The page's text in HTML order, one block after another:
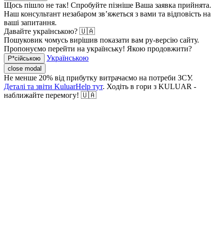
Щось пішло не так! Спробуйте пізніше Ваша заявка прийнята.
Наш консультант незабаром зв’яжеться з вами та відповість на
ваші запитання.
Давайте українською? 🇺🇦
Пошуковик чомусь вирішив показати вам ру-версію сайту.
Пропонуємо перейти на українську! Якою продовжити?
Р*сійською Українською
close modal
Не менше 20% від прибутку витрачаємо на потреби ЗСУ.
Деталі та звіти KuluarHelp тут. Ходіть в гори з KULUAR -
наближайте перемогу! 🇺🇦